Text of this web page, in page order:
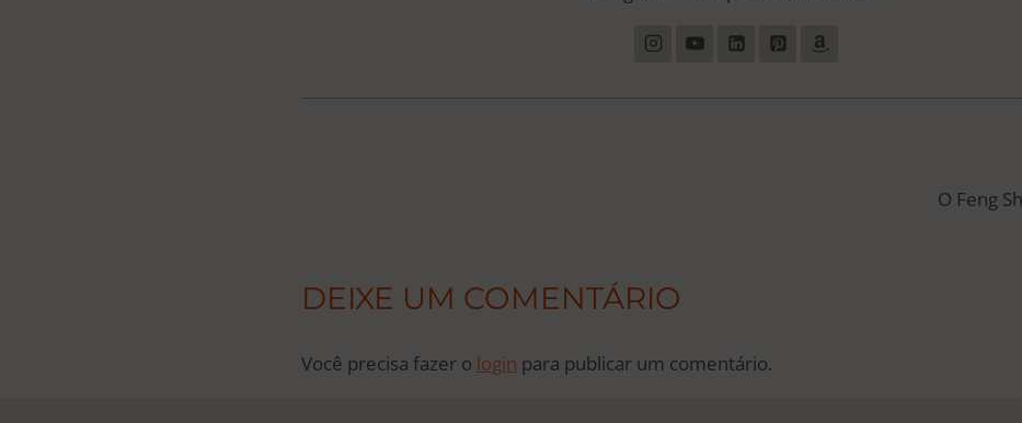
O Feng
DEIXE UM COMENTÁRIO
Você precisa fazer o login para publicar um comentário.